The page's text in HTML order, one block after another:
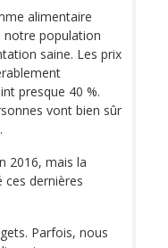
alimentaire
notre population
saine. Les prix
presque 40 %.
vont bien sûr
2016, mais la
ces dernières
Parfois, nous